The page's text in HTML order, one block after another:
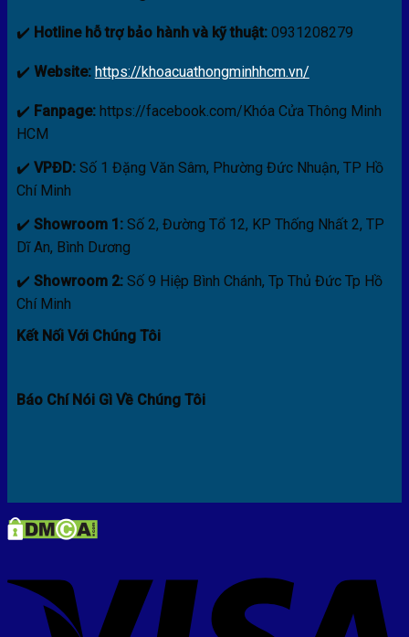
✔️ Hotline hỗ trợ bảo hành và kỹ thuật:0931208279
✔️ Website: https://khoacuathongminhhcm.vn/
✔️ Fanpage:https://facebook.com/Khóa Cửa Thông Minh
HCM
✔️ VPĐD: Số 1 Đặng Văn Sâm, Phường Đức Nhuận, TP Hồ
Chí Minh
✔️ Showroom 1:Số 2, Đường Tổ 12, KP Thống Nhất 2, TP
Dĩ An, Bình Dương
✔️ Showroom 2:Số 9 Hiệp Bình Chánh, Tp Thủ Đức Tp Hồ
Chí Minh
Kết Nối Với Chúng Tôi
Báo Chí Nói Gì Về Chúng Tôi